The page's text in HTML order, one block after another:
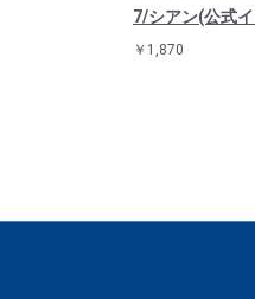
7/シアン(公式
￥1,870